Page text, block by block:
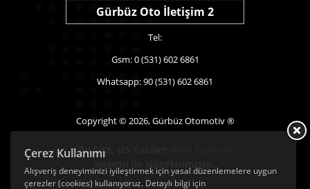
Çerez Kullanımı
Alışveriş deneyiminizi iyileştirmek için yasal düzenlemelere uygun
çerezler (cookies) kullanıyoruz. Detaylı bilgi için
Gürbüz Oto İletişim 2
Tel:
Gsm: 0 (531) 602 6861
Whatsapp: 90 (531) 602 6861
Copyright © 2026, Gürbüz Otomotiv ®
Bu Site,